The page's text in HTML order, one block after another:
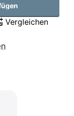
Vergleichen